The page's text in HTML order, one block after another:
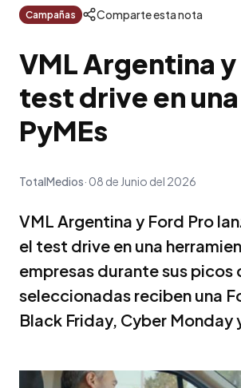
Campañas Comparte esta nota
VML Argentina
test drive en
PyMEs
TotalMedios 08 de Junio del 2026
VML Argentina y Ford Pro
el test drive en una
empresas durante sus
seleccionadas reciben una
Black Friday, Cyber Monday